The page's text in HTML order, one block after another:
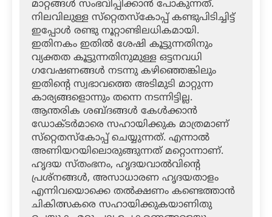
മാറ്റങ്ങള്‍ സംഭവിപ്പിക്കാന്‍ പോകുന്നത്.
നിലവിലുള്ള സ്‌റ്റെതസ്‌കോപ്പ് കണ്ടുപിടിച്ചിട്ട്
ഇപ്പോള്‍ രണ്ടു നൂറ്റാണ്ടിലധികമായി.
ഇതിനകം ഇതില്‍ ശേഷി കൂട്ടുന്നതിനും
വ്യക്തത കൂട്ടുന്നതിനുമുള്ള ഒട്ടനവധി
ഗവേഷണങ്ങള്‍ നടന്നു കഴിഞ്ഞെങ്കിലും
ഇതിന്റെ സ്വഭാവത്തെ അടിമുടി മാറ്റുന്ന
കാര്യങ്ങളൊന്നും തന്നെ നടന്നിട്ടില്ല.
ആന്തരിക ശബ്ദങ്ങള്‍ കേള്‍ക്കാന്‍
ഡോക്ടര്‍മാരെ സഹായിക്കുക മാത്രമാണ്
സ്‌റ്റെതസ്‌കോപ്പ് ചെയ്യുന്നത്. എന്നാല്‍
അണിയറയിലൊരുങ്ങുന്നത് മറ്റൊന്നാണ്.
ഹൃദയ സ്തംഭനം, ഹൃദയവാല്‍വിന്റെ
പ്രശ്‌നങ്ങള്‍, അസാധാരണ ഹൃദയതാളം
എന്നിവയൊക്കെ തല്‍ക്ഷണം കണ്ടെത്താന്‍
ചികിത്സകരെ സഹായിക്കുകയാണിതു